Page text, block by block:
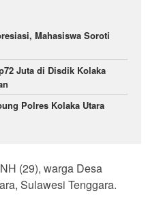
Mahasiswa Soroti
Juta di Disdik Kolaka
Polres Kolaka Utara
(29), warga Desa
Sulawesi Tenggara.